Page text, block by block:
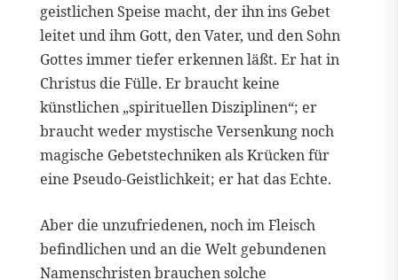
geistlichen Speise macht, der ihn ins Gebet
leitet und ihm Gott, den Vater, und den Sohn
Gottes immer tiefer erkennen läßt. Er hat in
Christus die Fülle. Er braucht keine
künstlichen „spirituellen Disziplinen“; er
braucht weder mystische Versenkung noch
magische Gebetstechniken als Krücken für
eine Pseudo-Geistlichkeit; er hat das Echte.
Aber die unzufriedenen, noch im Fleisch
befindlichen und an die Welt gebundenen
Namenschristen brauchen solche